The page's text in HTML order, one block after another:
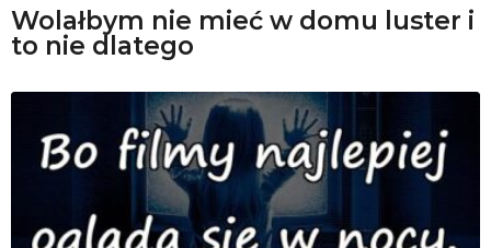
Wolałbym nie mieć w domu luster i
to nie dlatego